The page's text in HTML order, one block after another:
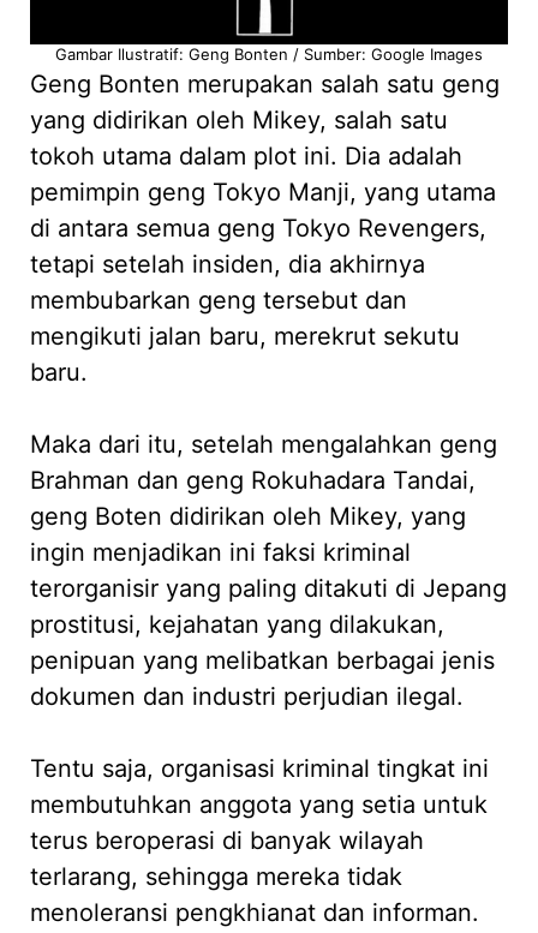
Gambar Ilustratif: Geng Bonten / Sumber: Google Images
Geng Bonten merupakan salah satu geng
yang didirikan oleh Mikey, salah satu
tokoh utama dalam plot ini. Dia adalah
pemimpin geng Tokyo Manji, yang utama
di antara semua geng Tokyo Revengers,
tetapi setelah insiden, dia akhirnya
membubarkan geng tersebut dan
mengikuti jalan baru, merekrut sekutu
baru.
Maka dari itu, setelah mengalahkan geng
Brahman dan geng Rokuhadara Tandai,
geng Boten didirikan oleh Mikey, yang
ingin menjadikan ini faksi kriminal
terorganisir yang paling ditakuti di Jepang
prostitusi, kejahatan yang dilakukan,
penipuan yang melibatkan berbagai jenis
dokumen dan industri perjudian ilegal.
Tentu saja, organisasi kriminal tingkat ini
membutuhkan anggota yang setia untuk
terus beroperasi di banyak wilayah
terlarang, sehingga mereka tidak
menoleransi pengkhianat dan informan.